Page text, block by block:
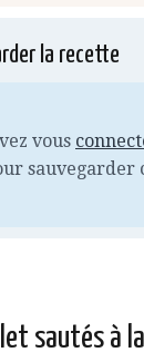
la recette
vous
sauvegarder
sautés à